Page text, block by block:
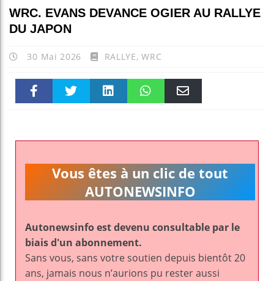
WRC. EVANS DEVANCE OGIER AU RALLYE
DU JAPON
30 Mai 2026 RALLYE,WRC
k pt
Vous êtes à un clic de tout
AUTONEWSINFO
Autonewsinfo est devenu consultable par le
biais d'un abonnement.
Sans vous, sans votre soutien depuis bientôt 20
ans, jamais nous n’aurions pu rester aussi